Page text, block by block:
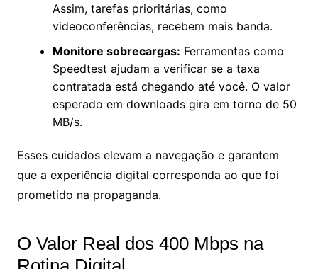
Assim, tarefas prioritárias, como
videoconferências, recebem mais banda.
Monitore sobrecargas: Ferramentas como
Speedtest ajudam a verificar se a taxa
contratada está chegando até você. O valor
esperado em downloads gira em torno de 50
MB/s.
Esses cuidados elevam a navegação e garantem
que a experiência digital corresponda ao que foi
prometido na propaganda.
O Valor Real dos 400 Mbps na